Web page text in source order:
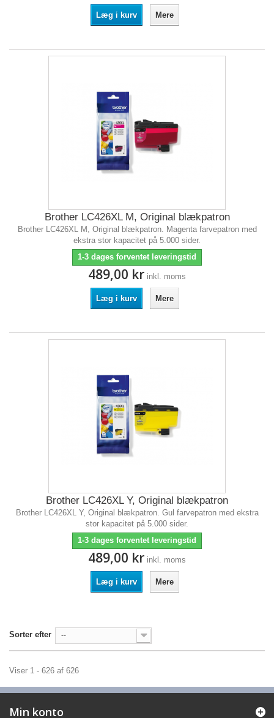
Læg i kurv Mere
Brother LC426XL M, Original blækpatron
Brother LC426XL M, Original blækpatron. Magenta farvepatron med
ekstra stor kapacitet på 5.000 sider.
1-3 dages forventet leveringstid
489,00 kr inkl. moms
Læg i kurv Mere
Brother LC426XL Y, Original blækpatron
Brother LC426XL Y, Original blækpatron. Gul farvepatron med ekstra
stor kapacitet på 5.000 sider.
1-3 dages forventet leveringstid
489,00 kr inkl. moms
Læg i kurv Mere
Sorter efter --
Viser 1 - 626 af 626
Min konto